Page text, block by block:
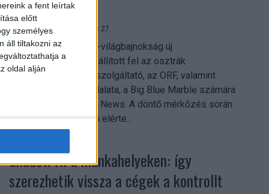
a fent leírtak
előtt
személyes
áll tiltakozni az
a
oldal alján
mindent vitt
Digital Center 2026. július 27.
A 2026-os labdarúgó-világbajnokság új
streamingrekordokat állított fel az osztrák
közszolgálati műsorszolgáltató, az ORF, valamint
technológiai leányvállalata, a Big Blue Marble számára
– írja a Broadband TV News. A döntő mérkőzés során
az átlagos nézőszám elérte...
Shadow AI a munkahelyeken: így
szerezhetik vissza a cégek a kontrollt